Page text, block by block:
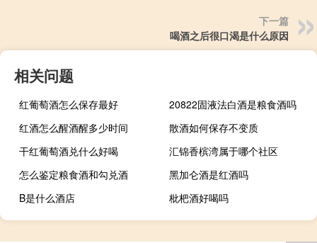
下一篇
喝酒之后很口渴是什么原因
相关问题
红葡萄酒怎么保存最好
20822固液法白酒是粮食酒吗
红酒怎么醒酒醒多少时间
散酒如何保存不变质
干红葡萄酒兑什么好喝
汇锦香槟湾属于哪个社区
怎么鉴定粮食酒和勾兑酒
黑加仑酒是红酒吗
B是什么酒店
枇杷酒好喝吗